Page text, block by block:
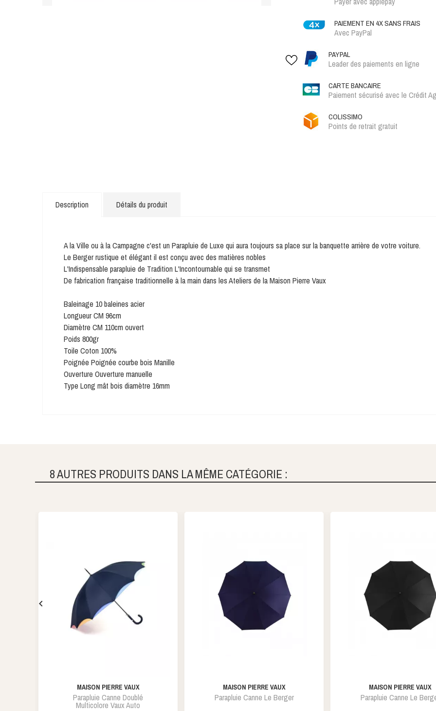
PAIEMENT EN 4X SANS FRAIS
Avec PayPal
PAYPAL
Leader des paiements en ligne
CARTE BANCAIRE
Paiement sécurisé avec le Crédit
COLISSIMO
Points de retrait gratuit
Description Détails du produit
A la Ville ou à la Campagne c'est un Parapluie de Luxe qui aura toujours sa place sur la banquette arrière de votre voiture.
Le Berger rustique et élégant il est conçu avec des matières nobles
L'Indispensable parapluie de Tradition L'Incontournable qui se transmet
De fabrication française traditionnelle à la main dans les Ateliers de la Maison Pierre Vaux
Baleinage 10 baleines acier
Longueur CM 96cm
Diamètre CM 110cm ouvert
Poids 800gr
Toile Coton 100%
Poignée Poignée courbe bois Manille
Ouverture Ouverture manuelle
Type Long mât bois diamètre 16mm
8 AUTRES PRODUITS DANS LA MÊME CATÉGORIE :
MAISON PIERRE VAUX
Parapluie Canne Doublé
Multicolore Vaux Auto
MAISON PIERRE VAUX
Parapluie Canne Le Berger
MAISON PIERRE VAUX
Parapluie Canne Le
